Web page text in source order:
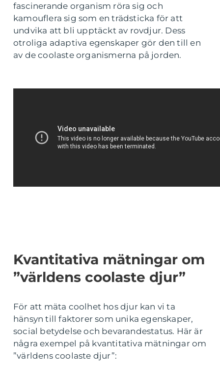
fascinerande organism röra sig och
kamouflera sig som en trädsticka för att
undvika att bli upptäckt av rovdjur. Dess
otroliga adaptiva egenskaper gör den till en
av de coolaste organismerna på jorden.
Kvantitativa mätningar om
”världens coolaste djur”
För att mäta coolhet hos djur kan vi ta
hänsyn till faktorer som unika egenskaper,
social betydelse och bevarandestatus. Här är
några exempel på kvantitativa mätningar om
”världens coolaste djur”: